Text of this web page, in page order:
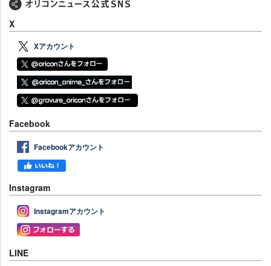
X
Xアカウント
Facebook
Facebookアカウント
Instagram
Instagramアカウント
LINE